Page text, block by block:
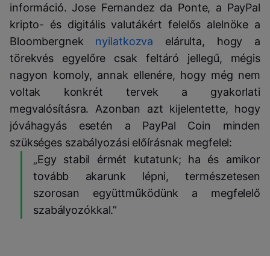
információ. Jose Fernandez da Ponte, a PayPal
kripto- és digitális valutákért felelős alelnöke a
Bloombergnek nyilatkozva elárulta, hogy a
törekvés egyelőre csak feltáró jellegű, mégis
nagyon komoly, annak ellenére, hogy még nem
voltak konkrét tervek a gyakorlati
megvalósításra. Azonban azt kijelentette, hogy
jóváhagyás esetén a PayPal Coin minden
szükséges szabályozási előírásnak megfelel:
„Egy stabil érmét kutatunk; ha és amikor
tovább akarunk lépni, természetesen
szorosan együttműködünk a megfelelő
szabályozókkal.”